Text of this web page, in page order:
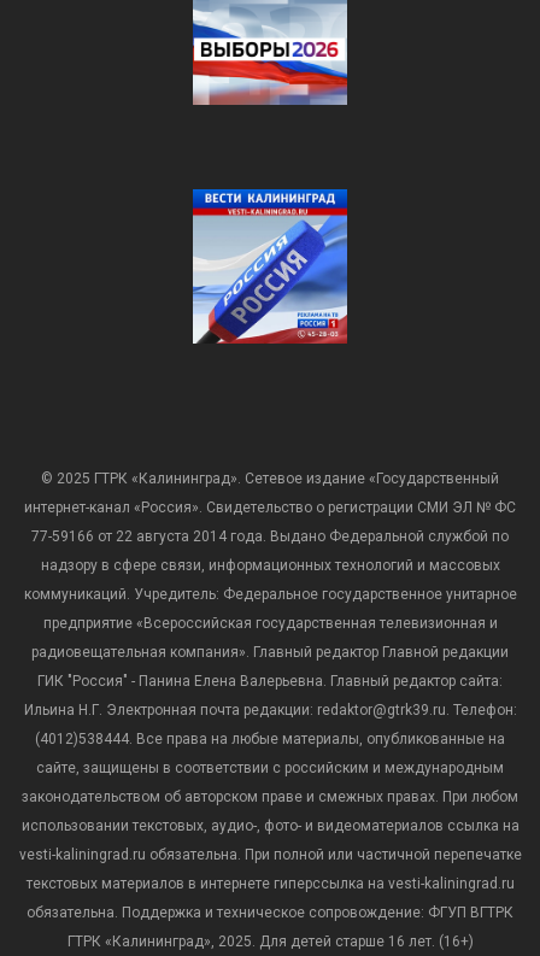
© 2025 ГТРК «Калининград». Сетевое издание «Государственный
интернет-канал «Россия». Свидетельство о регистрации СМИ ЭЛ № ФС
77-59166 от 22 августа 2014 года. Выдано Федеральной службой по
надзору в сфере связи, информационных технологий и массовых
коммуникаций. Учредитель: Федеральное государственное унитарное
предприятие «Всероссийская государственная телевизионная и
радиовещательная компания». Главный редактор Главной редакции
ГИК "Россия" - Панина Елена Валерьевна. Главный редактор сайта:
Ильина Н.Г. Электронная почта редакции: redaktor@gtrk39.ru. Телефон:
(4012)538444. Все права на любые материалы, опубликованные на
сайте, защищены в соответствии с российским и международным
законодательством об авторском праве и смежных правах. При любом
использовании текстовых, аудио-, фото- и видеоматериалов ссылка на
vesti-kaliningrad.ru обязательна. При полной или частичной перепечатке
текстовых материалов в интернете гиперссылка на vesti-kaliningrad.ru
обязательна. Поддержка и техническое сопровождение: ФГУП ВГТРК
ГТРК «Калининград», 2025. Для детей старше 16 лет. (16+)